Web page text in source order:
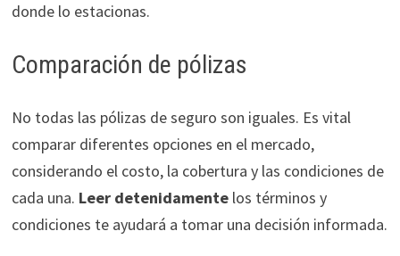
donde lo estacionas.
Comparación de pólizas
No todas las pólizas de seguro son iguales. Es vital
comparar diferentes opciones en el mercado,
considerando el costo, la cobertura y las condiciones de
cada una. Leer detenidamentelos términos y
condiciones te ayudará a tomar una decisión informada.